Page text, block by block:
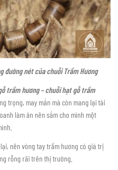
đường nét của chuỗi Trầm Hương
trầm hương – chuỗi hạt gỗ trầm
trọng, may mắn mà còn mang lại tài
làm ăn nên sắm cho mình một
nên vòng tay trầm hương có giá trị
rỗng rãi trên thị trường.